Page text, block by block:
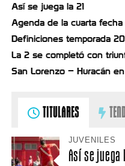
Así se juega la 21
Agenda de la cuarta fecha
Definiciones temporada
La 2 se completó con
San Lorenzo – Huracán
TITULARES
JUVENILES
Así se juega